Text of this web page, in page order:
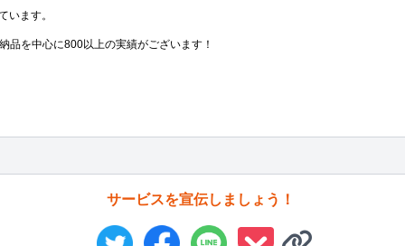
います。
品を中心に800以上の実績がございます！
サービスを宣伝しましょう！